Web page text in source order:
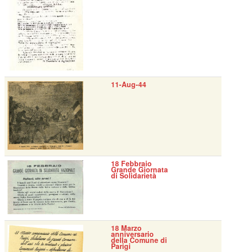
11-Aug-44
18 Febbraio
Grande Giornata
di Solidarietà
18 Marzo
anniversario
della Comune di
Parigi